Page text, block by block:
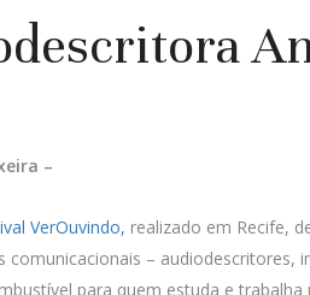
–
VerOuvindo, realizado em Recife,
comunicacionais – audiodescritores,
para quem estuda e